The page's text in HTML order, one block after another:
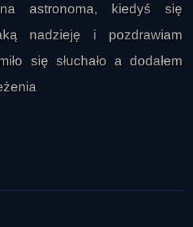
takiego obiektu może
zwłaszcza jeśli do analizy
nie tylko astronomowie, ale
na temat czasu i teorii
odpowiedzi na pytanie
tłumaczył, że przy
czas płynie inaczej
jednak dla samego
wszystko wydaje się
astronoma, kiedyś się
nadzieję i pozdrawiam
się słuchało a dodałem